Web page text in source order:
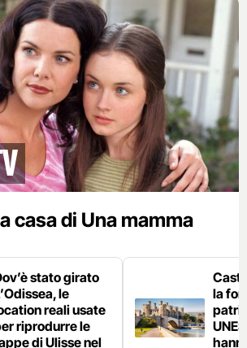
casa di Una mamma
stato girato
le
reali usate
riprodurre le
di Ulisse nel
la